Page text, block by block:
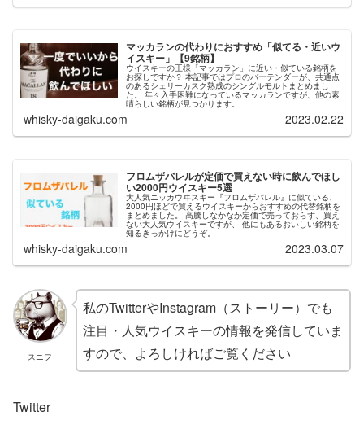
マッカランの代わりにおすすめ「似てる・近いウ
イスキー」【9銘柄】
ウイスキーの王様「マッカラン」に近い・似ている銘柄を
お探しですか？ 本記事ではプロのバーテンダーが、共通点
のあるシェリーカスク熟成のシングルモルトまとめまし
た。 年々入手困難になっているマッカランですが、他の素
晴らしい銘柄が見つかります。
whisky-daigaku.com 2023.02.22
フロムザバレルが定価で買えない時に飲んでほし
い2000円ウイスキー5選
大人気ニッカウヰスキー『フロムザバレル』に似ている、
2000円ほどで買えるウイスキーからおすすめの代替銘柄を
まとめました。 高騰しなかなか定価で売っておらず、買え
ない大人気ウイスキーですが、 他にもあるおいしい銘柄を
知るきっかけにどうぞ。
whisky-daigaku.com 2023.03.07
スニフ
私のTwitterやInstagram（ストーリー）でも
注目・人気ウイスキーの情報を発信していま
すので、よろしければご覧ください
Twitter